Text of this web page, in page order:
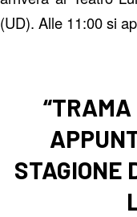
(UD). Alle 11:00 si
“TRAMA
STAGIONE